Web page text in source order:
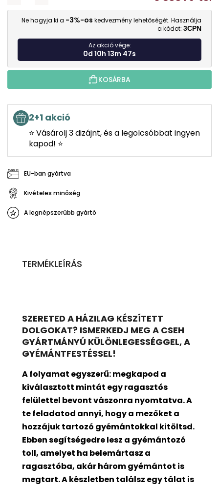
Ne hagyja ki a -3%-os kedvezmény lehetőségét. Használja
a kódot: 3CPN
Az akció vége:
0d 10h 13m 46s
KOSÁRBA
2+1 akció
⭐ Vásárolj 3 dizájnt, és a legolcsóbbat ingyen
kapod! ⭐
EU-ban gyártva
Kivételes minőség
A legnépszerűbb gyártó
TERMÉKLEÍRÁS
SZERETED A HÁZILAG KÉSZÍTETT
DOLGOKAT? ISMERKEDJ MEG A CSEH
GYÁRTMÁNYÚ KÜLÖNLEGESSÉGGEL, A
GYÉMÁNTFESTÉSSEL!
A folyamat egyszerű: megkapod a
kiválasztott mintát egy ragasztós
felülettel bevontvászonra nyomtatva. A
te feladatod annyi, hogy a mezőket a
hozzájuk tartozó gyémántokkal kitöltsd.
Ebben segítségedre lesz a gyémántozó
toll, amelyet ha belemártasz a
ragasztóba, akár három gyémántot is
megtart. A készletben találsz egy tálat is